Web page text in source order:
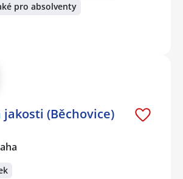
pro absolventy
jakosti (Běchovice)